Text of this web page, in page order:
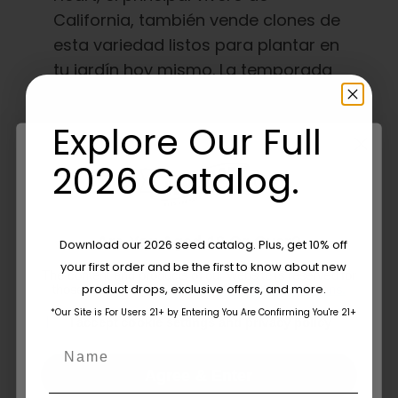
California, también vende clones de
esta variedad listos para plantar en
tu jardín hoy mismo. La temporada
Are You Aged 18 Or Over?
The content and products of our website is reserved for
those of legal age.Please see Terms & Conditions.
age_gapI accept cookie settings and privacy policy
Explore Our Full
2026 Catalog.
Download our 2026 seed catalog. Plus, get 10% off
your first order and be the first to know about new
product drops, exclusive offers, and more.
*Our Site is For Users 21+ by Entering You Are Confirming You're 21+